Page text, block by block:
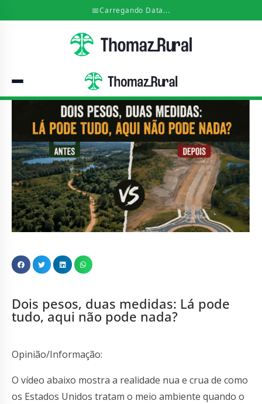
📅Carregando Data...
Dois pesos, duas medidas: Lá pode
tudo, aqui não pode nada?
Opinião/Informação:
O vídeo abaixo mostra a realidade nua e crua de como
os Estados Unidos tratam o meio ambiente quando o